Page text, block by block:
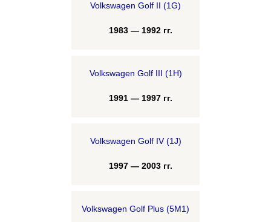
Volkswagen Golf II (1G)
1983 — 1992 гг.
Volkswagen Golf III (1H)
1991 — 1997 гг.
Volkswagen Golf IV (1J)
1997 — 2003 гг.
Volkswagen Golf Plus (5M1)